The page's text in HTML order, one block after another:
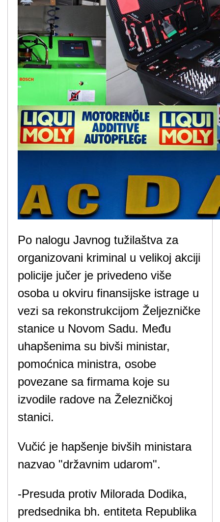
Po nalogu Javnog tužilaštva za
organizovani kriminal u velikoj akciji
policije jučer je privedeno više
osoba u okviru finansijske istrage u
vezi sa rekonstrukcijom Željezničke
stanice u Novom Sadu. Među
uhapšenima su bivši ministar,
pomoćnica ministra, osobe
povezane sa firmama koje su
izvodile radove na Železničkoj
stanici.
Vučić je hapšenje bivših ministara
nazvao "državnim udarom".
-Presuda protiv Milorada Dodika,
predsednika bh. entiteta Republika